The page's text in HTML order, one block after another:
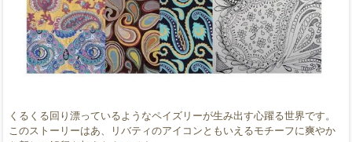
くるくる回り漂っているようなペイズリーが生み出す心躍る世界です。
このストーリーはあ、リバティのアイコンともいえるモチーフに爽やか